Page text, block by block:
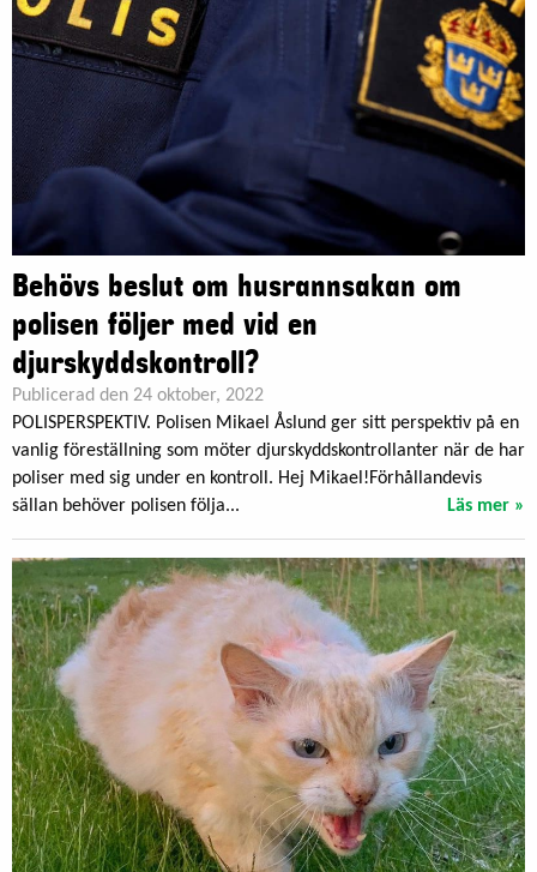
Behövs beslut om husrannsakan om
polisen följer med vid en
djurskyddskontroll?
Publicerad den 24 oktober, 2022
POLISPERSPEKTIV. Polisen Mikael Åslund ger sitt perspektiv på en
vanlig föreställning som möter djurskyddskontrollanter när de har
poliser med sig under en kontroll. Hej Mikael!Förhållandevis
sällan behöver polisen följa...
Läs mer »